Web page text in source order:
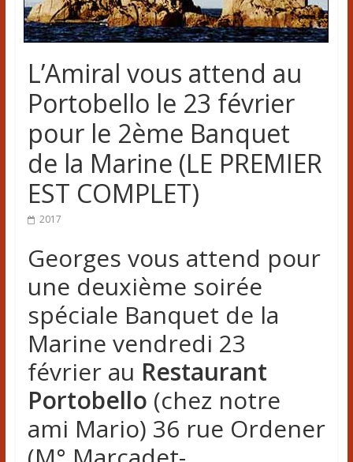
L’Amiral vous attend au
Portobello le 23 février
pour le 2ème Banquet
de la Marine (LE PREMIER
EST COMPLET)
2017
Georges vous attend pour
une deuxième soirée
spéciale Banquet de la
Marine vendredi 23
février au Restaurant
Portobello (chez notre
ami Mario) 36 rue Ordener